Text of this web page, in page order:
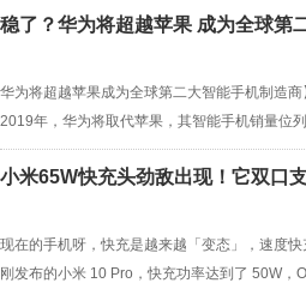
稳了？华为将超越苹果 成为全球第
华为将超越苹果成为全球第二大智能手机制造
2019年，华为将取代苹果，其智能手机销量位
小米65W快充头劲敌出现！它双口
现在的手机呀，快充是越来越「变态」，速度
刚发布的小米 10 Pro，快充功率达到了 50W，